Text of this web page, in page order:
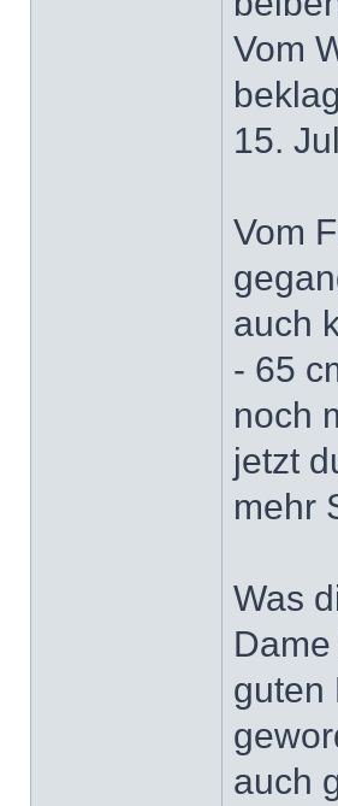
Vom
15.
Vom
auch
- 65
noch
jetzt
mehr
Was
guten
auch